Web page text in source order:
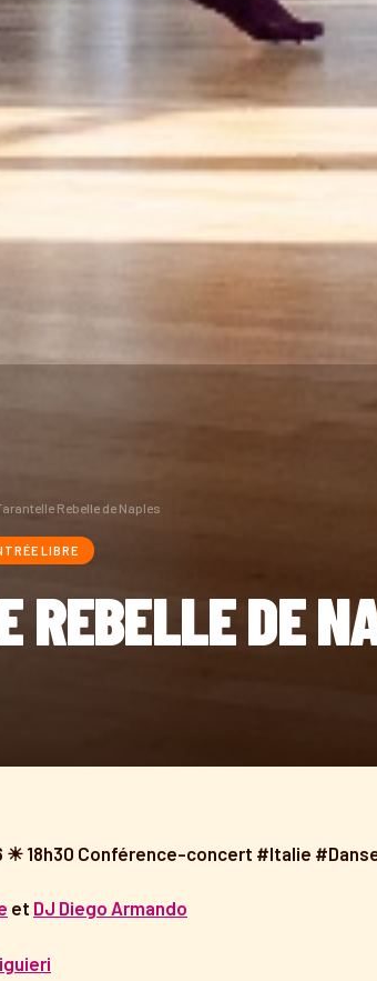
Rebelle de Naples
LIBRE
REBELLE DE
☀ 18h30 Conférence-concert #Italie
et DJ Diego Armando